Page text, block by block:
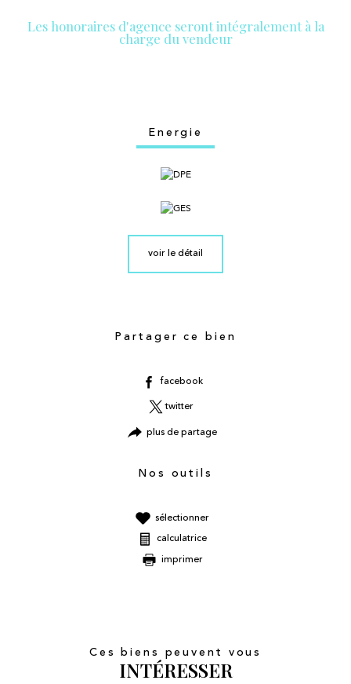
Les honoraires d'agence seront intégralement à la
charge du vendeur
Energie
voir le détail
Partager ce bien
facebook
twitter
plus de partage
Nos outils
sélectionner
calculatrice
imprimer
Ces biens peuvent vous
INTÉRESSER